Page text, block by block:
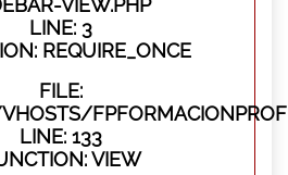
VIEW.PHP
LINE: 3
REQUIRE_ONCE
FILE:
LINE: 133
VIEW